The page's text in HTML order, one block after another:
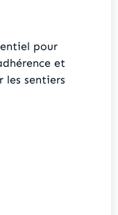
pour
et
les sentiers